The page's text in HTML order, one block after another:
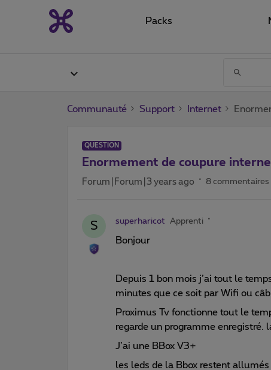
Packs
Communauté Support Internet
QUESTION
Enormement de coupure
Forum|Forum|3 years ago 8 commentaires
S superharicot Apprenti
Bonjour
Depuis 1 bon mois j’ai tout le
minutes que ce soit par Wifi ou
Proximus Tv fonctionne tout le
regarde un programme enregistré.
J’ai une BBox V3+
les leds de la Bbox restent